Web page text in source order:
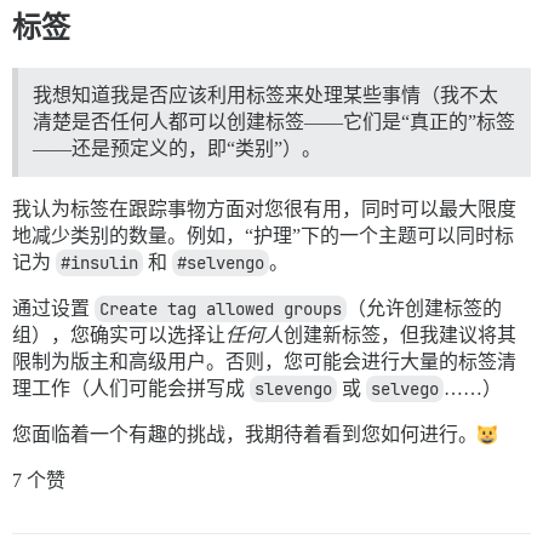
标签
我想知道我是否应该利用标签来处理某些事情（我不太
清楚是否任何人都可以创建标签——它们是“真正的”标签
——还是预定义的，即“类别”）。
我认为标签在跟踪事物方面对您很有用，同时可以最大限度
地减少类别的数量。例如，“护理”下的一个主题可以同时标
记为 #insulin 和 #selvengo 。
通过设置 Create tag allowed groups
（允许创建标签的
组），您确实可以选择让任何人创建新标签，但我建议将其
限制为版主和高级用户。否则，您可能会进行大量的标签清
理工作（人们可能会拼写成 slevengo 或 selvego ……）
您面临着一个有趣的挑战，我期待着看到您如何进行。
7 个赞